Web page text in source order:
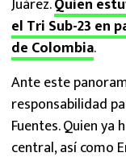
Juárez.Quien
el Tri Sub-23 en
de Colombia.
Ante este
responsabilidad
Fuentes. Quien
central, así como